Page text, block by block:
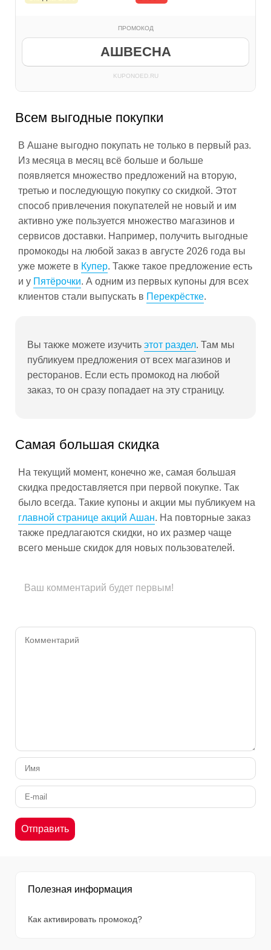
ПРОМОКОД
АШВЕСНА
KUPONOED.RU
Всем выгодные покупки
В Ашане выгодно покупать не только в первый раз.
Из месяца в месяц всё больше и больше
появляется множество предложений на вторую,
третью и последующую покупку со скидкой. Этот
способ привлечения покупателей не новый и им
активно уже пользуется множество магазинов и
сервисов доставки. Например, получить выгодные
промокоды на любой заказ в августе 2026 года вы
уже можете в Купер. Также такое предложение есть
и у Пятёрочки. А одним из первых купоны для всех
клиентов стали выпускать в Перекрёстке.
Вы также можете изучить этот раздел. Там мы
публикуем предложения от всех магазинов и
ресторанов. Если есть промокод на любой
заказ, то он сразу попадает на эту страницу.
Самая большая скидка
На текущий момент, конечно же, самая большая
скидка предоставляется при первой покупке. Так
было всегда. Такие купоны и акции мы публикуем на
главной странице акций Ашан. На повторные заказ
также предлагаются скидки, но их размер чаще
всего меньше скидок для новых пользователей.
Ваш комментарий будет первым!
Полезная информация
Как активировать промокод?